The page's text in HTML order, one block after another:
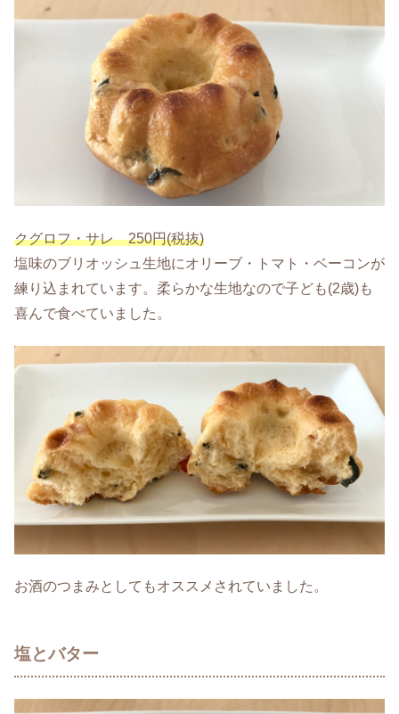
クグロフ・サレ 250円(税抜)
塩味のブリオッシュ生地にオリーブ・トマト・ベーコンが
練り込まれています。柔らかな生地なので子ども(2歳)も
喜んで食べていました。
お酒のつまみとしてもオススメされていました。
塩とバター